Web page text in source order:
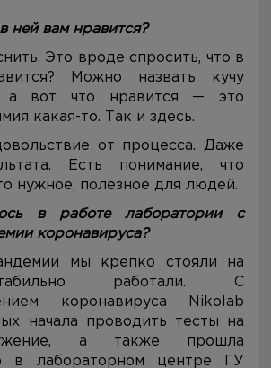
ней вам нравится?
Это вроде спросить, что в
Можно назвать кучу
а вот что нравится — это
какая-то. Так и здесь.
от процесса. Даже
Есть понимание, что
нужное, полезное для людей.
в работе лаборатории с
коронавируса?
мы крепко стояли на
работали. С
коронавируса Nikolab
начала проводить тесты на
а также прошла
в лабораторном центре ГУ